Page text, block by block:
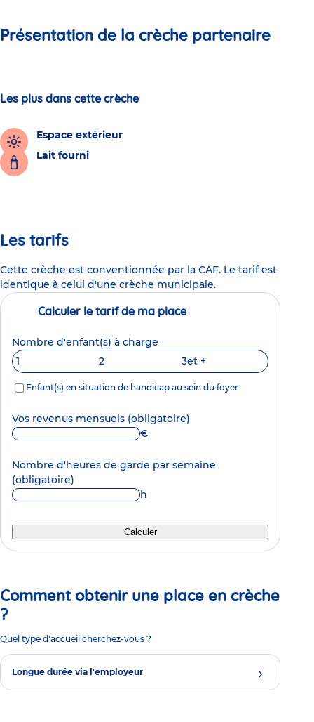
Présentation de la crèche partenaire
Les plus dans cette crèche
Espace extérieur
Lait fourni
Les tarifs
Cette crèche est conventionnée par la CAF. Le tarif est
identique à celui d'une crèche municipale.
Calculer le tarif de ma place
Nombre d'enfant(s) à charge
1
2 3et +
Enfant(s) en situation de handicap au sein du foyer
Vos revenus mensuels (obligatoire)
€
Nombre d'heures de garde par semaine
(obligatoire)
h
Calculer
Comment obtenir une place en crèche
?
Quel type d'accueil cherchez-vous ?
Longue durée via l'employeur